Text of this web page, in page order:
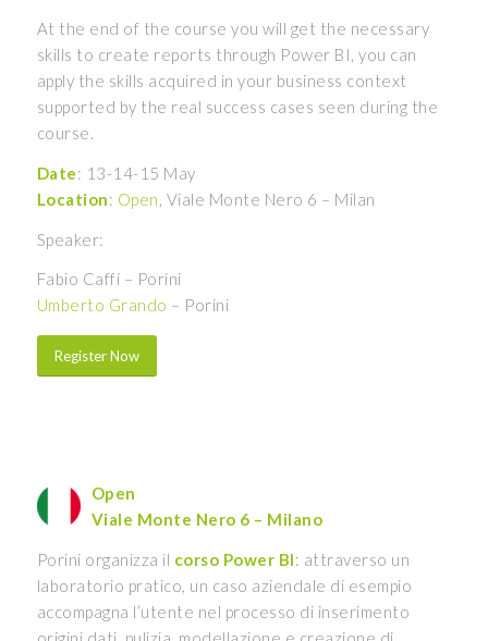
At the end of the course you will get the necessary
skills to create reports through Power BI, you can
apply the skills acquired in your business context
supported by the real success cases seen during the
course.
Date: 13-14-15 May
Location: Open, Viale Monte Nero 6 – Milan
Speaker:
Fabio Caffi – Porini
Umberto Grando – Porini
Register Now
Open
Viale Monte Nero 6 – Milano
Porini organizza il corso Power BI: attraverso un
laboratorio pratico, un caso aziendale di esempio
accompagna l’utente nel processo di inserimento